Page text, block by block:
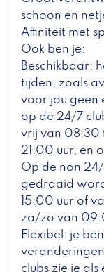
schoon en
Affiniteit met
Ook ben je:
Beschikbaar:
tijden, zoals
voor jou geen
op de 24/7
vrij van 08:30
21:00 uur, en
Op de non
gedraaid
15:00 uur of
za/zo van
Flexibel: je
clubs zie je